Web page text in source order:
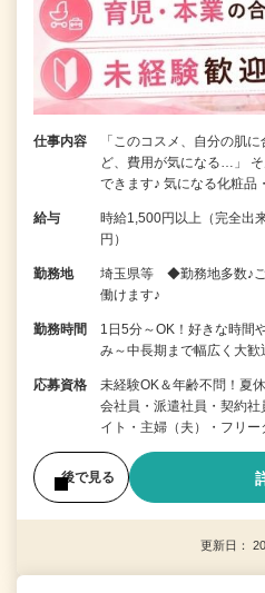
仕事内容
「このコスメ、自分の肌
ど、費用が気になる…」
できます♪ 気になる化粧品
給与
時給1,500円以上（完全出
円）
勤務地
埼玉県等 ◆勤務地多数♪ご
働けます♪
勤務時間
1日5分～OK！好きな時間
み～中長期まで幅広く大歓
応募資格
未経験OK＆年齢不問！夏
会社員・派遣社員・契約
イト・主婦（夫）・フリ
後で見る
更新日：